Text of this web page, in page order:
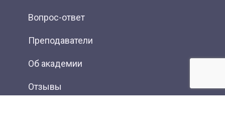
Вопрос-ответ
Преподаватели
Об академии
Отзывы